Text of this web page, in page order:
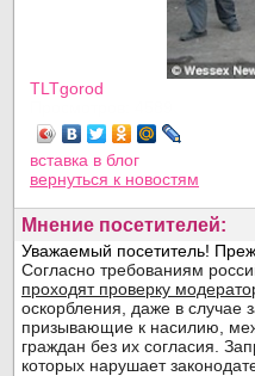
TLTgorod
вставка в блог
вернуться к новостям
Мнение посетителей: